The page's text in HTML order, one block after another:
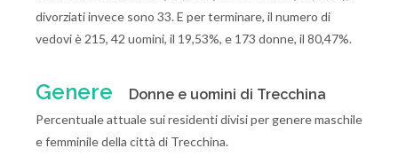
divorziati invece sono 33. E per terminare, il numero di
vedovi è 215, 42 uomini, il 19,53%, e 173 donne, il 80,47%.
Genere Donne e uomini di Trecchina
Percentuale attuale sui residenti divisi per genere maschile
e femminile della città di Trecchina.